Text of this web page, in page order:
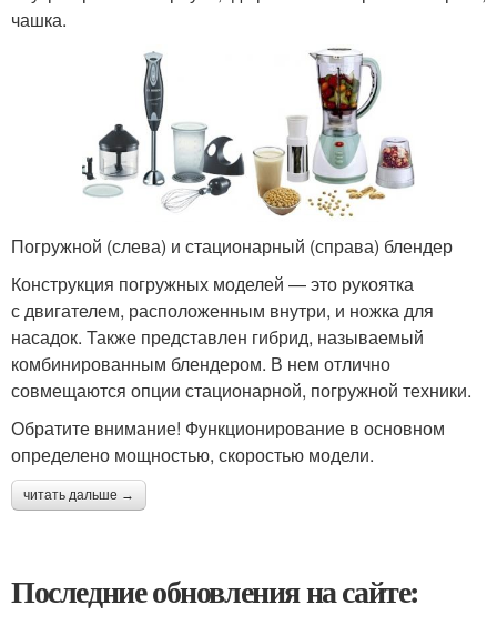
чашка.
Погружной (слева) и стационарный (справа) блендер
Конструкция погружных моделей — это рукоятка
с двигателем, расположенным внутри, и ножка для
насадок. Также представлен гибрид, называемый
комбинированным блендером. В нем отлично
совмещаются опции стационарной, погружной техники.
Обратите внимание! Функционирование в основном
определено мощностью, скоростью модели.
читать дальше →
Последние обновления на сайте: